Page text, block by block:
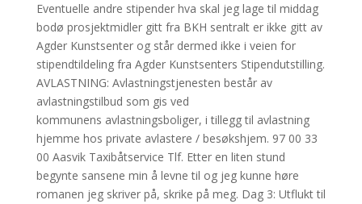
Eventuelle andre stipender hva skal jeg lage til middag
bodø prosjektmidler gitt fra BKH sentralt er ikke gitt av
Agder Kunstsenter og står dermed ikke i veien for
stipendtildeling fra Agder Kunstsenters Stipendutstilling.
AVLASTNING: Avlastningstjenesten består av
avlastningstilbud som gis ved
kommunens avlastningsboliger, i tillegg til avlastning
hjemme hos private avlastere / besøkshjem. 97 00 33
00 Aasvik Taxibåtservice Tlf. Etter en liten stund
begynte sansene min å levne til og jeg kunne høre
romanen jeg skriver på, skrike på meg. Dag 3: Utflukt til